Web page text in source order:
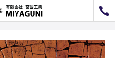
工事のお見積もり